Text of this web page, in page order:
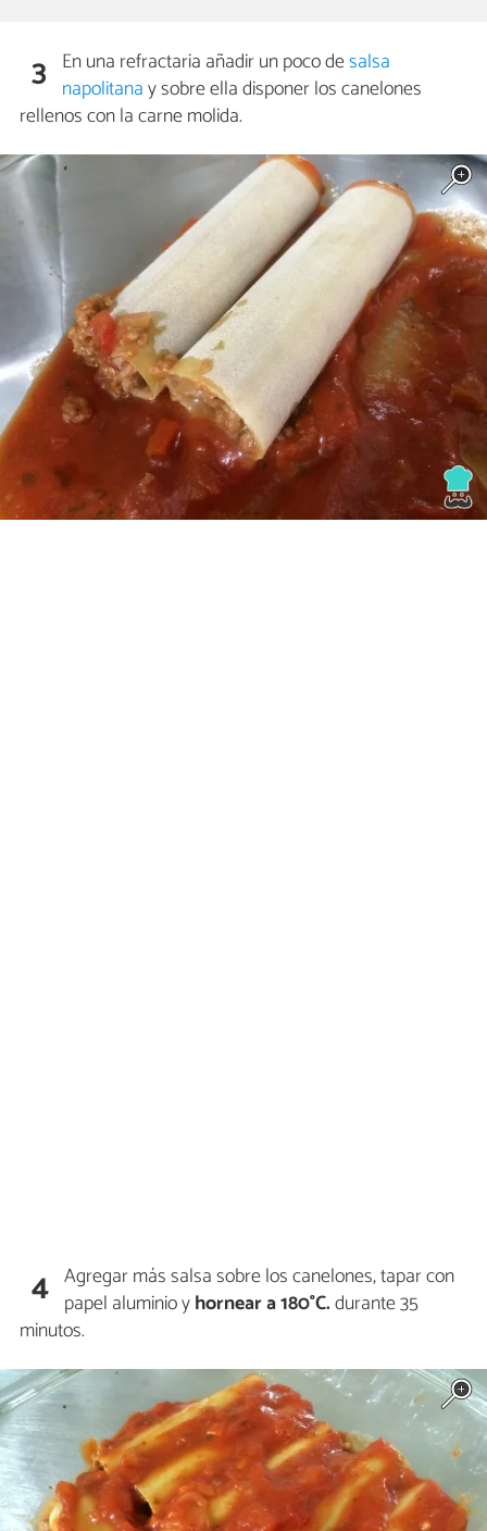
3 En una refractaria añadir un poco desalsa
napolitanay sobre ella disponer los canelones
rellenos con la carne molida.
4 Agregar más salsa sobre los canelones, tapar con
papel aluminio yhornear a 180°C.durante 35
minutos.